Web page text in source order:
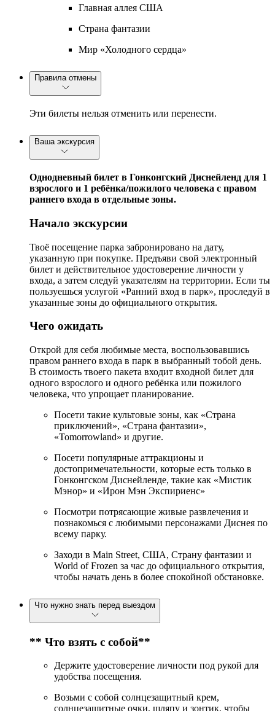
Главная аллея США
Страна фантазии
Мир «Холодного сердца»
Правила отмены
Эти билеты нельзя отменить или перенести.
Ваша экскурсия
Однодневный билет в Гонконгский Диснейленд для 1
взрослого и 1 ребёнка/пожилого человека с правом
раннего входа в отдельные зоны.
Начало экскурсии
Твоё посещение парка забронировано на дату,
указанную при покупке. Предъяви свой электронный
билет и действительное удостоверение личности у
входа, а затем следуй указателям на территории. Если ты
пользуешься услугой «Ранний вход в парк», проследуй в
указанные зоны до официального открытия.
Чего ожидать
Открой для себя любимые места, воспользовавшись
правом раннего входа в парк в выбранный тобой день.
В стоимость твоего пакета входит входной билет для
одного взрослого и одного ребёнка или пожилого
человека, что упрощает планирование.
Посети такие культовые зоны, как «Страна
приключений», «Страна фантазии»,
«Tomorrowland» и другие.
Посети популярные аттракционы и
достопримечательности, которые есть только в
Гонконгском Диснейленде, такие как «Мистик
Мэнор» и «Ирон Мэн Экспириенс»
Посмотри потрясающие живые развлечения и
познакомься с любимыми персонажами Диснея по
всему парку.
Заходи в Main Street, США, Страну фантазии и
World of Frozen за час до официального открытия,
чтобы начать день в более спокойной обстановке.
Что нужно знать перед выездом
** Что взять с собой**
Держите удостоверение личности под рукой для
удобства посещения.
Возьми с собой солнцезащитный крем,
солнцезащитные очки, шляпу и зонтик, чтобы